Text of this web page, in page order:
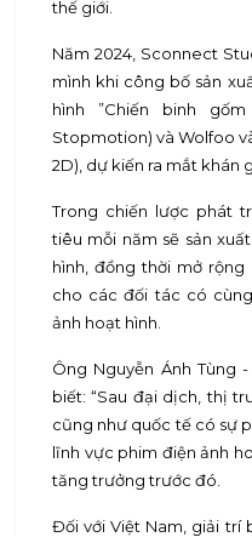
thế giới.
Năm 2024, Sconnect
mình khi công bố sản
hình ”Chiến binh
Stopmotion) và Wolfoo
2D), dự kiến ra mắt khán
Trong chiến lược phát
tiêu mỗi năm sẽ sản
hình, đồng thời mở
cho các đối tác có
ảnh hoạt hình.
Ông Nguyễn Ánh Tùng
biết: “Sau đại dịch, thị
cũng như quốc tế có sự
lĩnh vực phim điện ảnh
tăng trưởng trước đó.
Đối với Việt Nam, giải trí